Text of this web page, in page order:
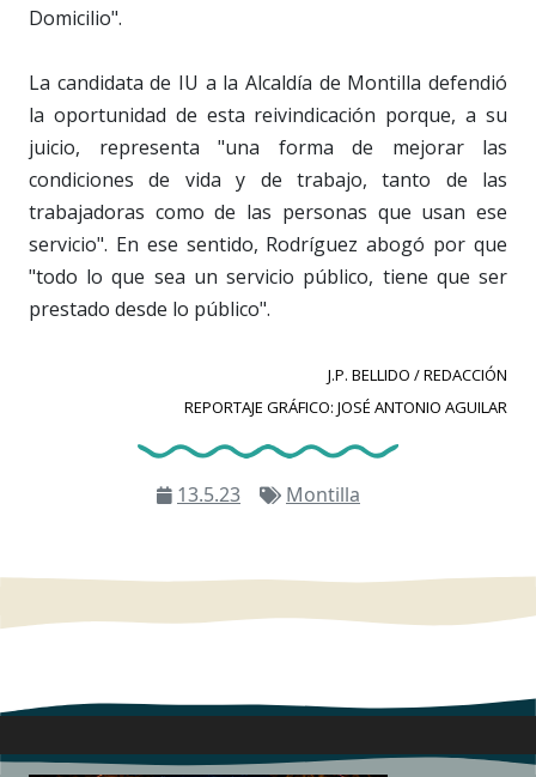
Domicilio".
La candidata de IU a la Alcaldía de Montilla defendió
la oportunidad de esta reivindicación porque, a su
juicio, representa "una forma de mejorar las
condiciones de vida y de trabajo, tanto de las
trabajadoras como de las personas que usan ese
servicio". En ese sentido, Rodríguez abogó por que
"todo lo que sea un servicio público, tiene que ser
prestado desde lo público".
J.P. BELLIDO / REDACCIÓN
REPORTAJE GRÁFICO: JOSÉ ANTONIO AGUILAR
13.5.23 Montilla